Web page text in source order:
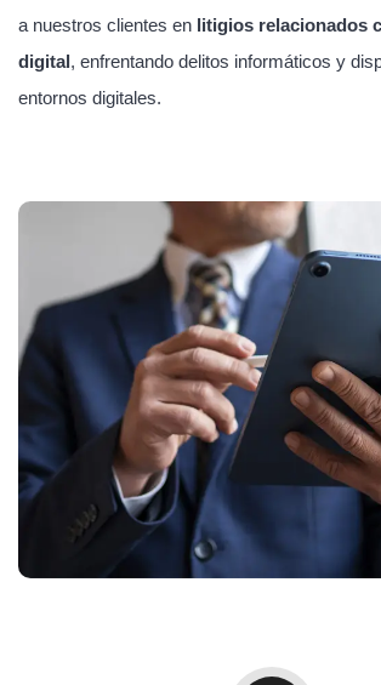
a nuestros clientes en litigios relacionados
digital, enfrentando delitos informáticos y
entornos digitales.